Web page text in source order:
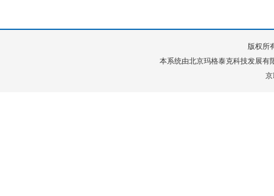
版权所
本系统由北京玛格泰克科技发展有
京